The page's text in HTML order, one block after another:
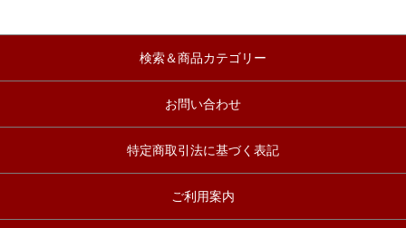
検索＆商品カテゴリー
お問い合わせ
特定商取引法に基づく表記
ご利用案内